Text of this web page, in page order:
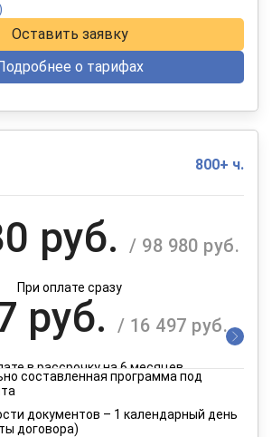
Оставить заявку
о тарифах
800+ ч.
руб. / 98 980 руб.
При оплате сразу
руб. / 16 497 руб.
в рассрочку на 6 месяцев
руб. / 8 249 руб.
составленная программа под
документов – 1 календарный день
договора)